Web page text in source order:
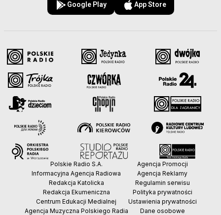
Google Play App Store
Polskie Radio S.A.
Informacyjna Agencja Radiowa
Redakcja Katolicka
Redakcja Ekumeniczna
Centrum Edukacji Medialnej
Agencja Muzyczna Polskiego Radia
Agencja Promocji
Agencja Reklamy
Regulamin serwisu
Polityka prywatności
Ustawienia prywatności
Dane osobowe